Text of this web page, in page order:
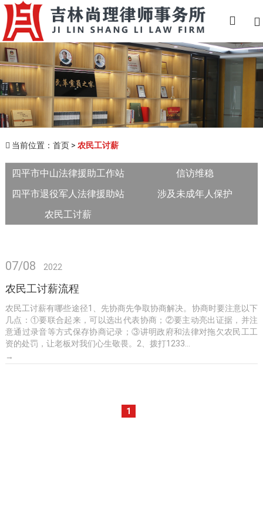

 当前位置： 首页> 农民工讨薪
四平市中山法律援助工作站
信访维稳
四平市退役军人法律援助站
涉及未成年人保护
农民工讨薪
07/08 2022
农民工讨薪流程
农民工讨薪有哪些途径1、先协商先争取协商解决。协商时要注意以下
几点：①要联合起来，可以选出代表协商；②要主动亮出证据，并注
意通过录音等方式保存协商记录；③讲明政府和法律对拖欠农民工工
资的处罚，让老板对我们心生敬畏。2、拨打1233...
→
1